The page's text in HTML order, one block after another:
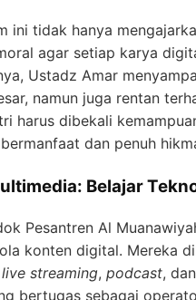
ini tidak hanya
agar setiap karya
Ustadz Amar
namun juga rentan
harus dibekali
dan penuh
Belajar
Pesantren Al
konten digital. Mereka
live streaming, podcast,
bertugas sebagai